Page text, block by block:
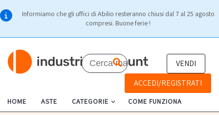
Informiamo che gli uffici di Abilio resteranno chiusi dal 7 al 25 agosto
compresi. Buone ferie !
VENDI
ACCEDI/REGISTRATI
HOME ASTE CATEGORIE COME FUNZIONA